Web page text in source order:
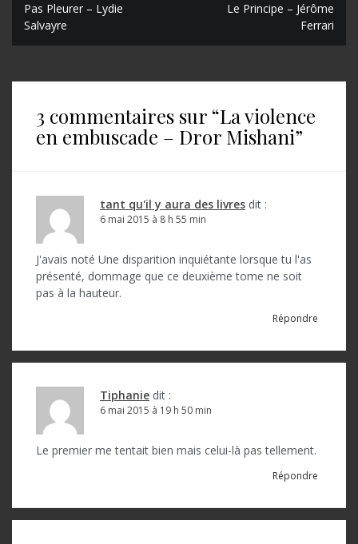
N
a
’
l
Pas Pleurer – Lydie
Salvayre
Le Principe – Jérôme
Ferrari
3 commentaires sur “La violence
en embuscade – Dror Mishani”
tant qu'il y aura des livres dit :
6 mai 2015 à 8 h 55 min
J'avais noté Une disparition inquiétante lorsque tu l'as
présenté, dommage que ce deuxième tome ne soit
pas à la hauteur.
Répondre
Tiphanie dit :
6 mai 2015 à 19 h 50 min
Le premier me tentait bien mais celui-là pas tellement.
Répondre